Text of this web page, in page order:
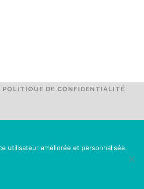
POLITIQUE DE CONFIDENTIALITÉ
utilisateur améliorée et personnalisée.